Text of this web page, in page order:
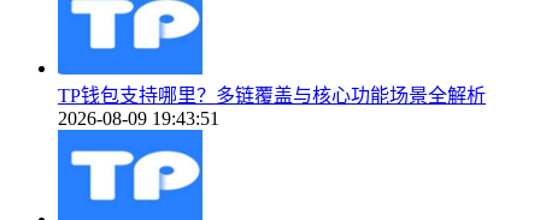
TP钱包支持哪里？多链覆盖与核心功能场景全解析
2026-08-09 19:43:51